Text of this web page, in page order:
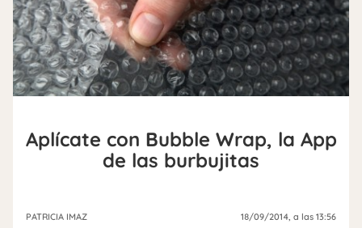
Aplícate con Bubble Wrap, la App
de las burbujitas
PATRICIA IMAZ 18/09/2014 , a las 13:56